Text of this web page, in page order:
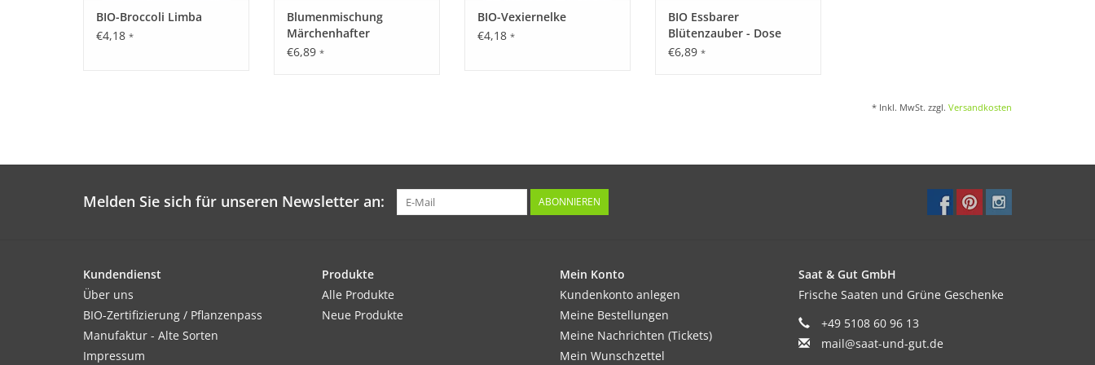
BIO-Broccoli Limba
€4,18 *
Blumenmischung
Märchenhafter
Zauberteppich - Dose
€6,89 *
BIO-Vexiernelke
€4,18 *
BIO Essbarer
Blütenzauber - Dose
€6,89 *
* Inkl. MwSt. zzgl. Versandkosten
Melden Sie sich für unseren Newsletter an: ABONNIEREN
Kundendienst
Über uns
BIO-Zertifizierung / Pflanzenpass
Manufaktur - Alte Sorten
Impressum
Produkte
Alle Produkte
Neue Produkte
Mein Konto
Kundenkonto anlegen
Meine Bestellungen
Meine Nachrichten (Tickets)
Mein Wunschzettel
Saat & Gut GmbH
Frische Saaten und Grüne Geschenke
+49 5108 60 96 13
mail@saat-und-gut.de